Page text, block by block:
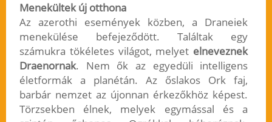
Menekültek új otthona
Az azerothi események közben, a Draneiek
menekülése befejeződött. Találtak egy
számukra tökéletes világot, melyet elneveznek
Draenornak. Nem ők az egyedüli intelligens
életformák a planétán. Az őslakos Ork faj,
barbár nemzet az újonnan érkezőkhöz képest.
Törzsekben élnek, melyek egymással és a